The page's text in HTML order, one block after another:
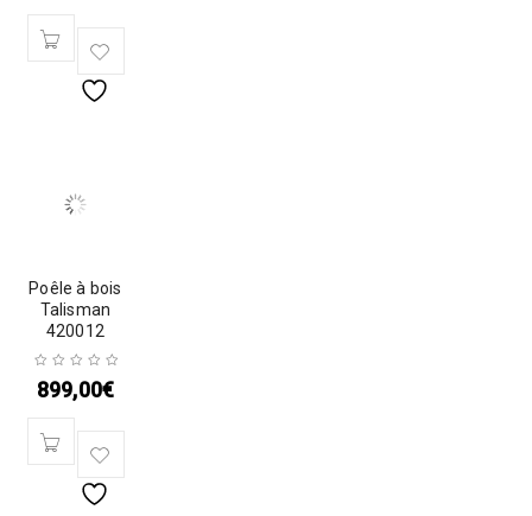
Poêle à bois
Talisman
420012
899,00€